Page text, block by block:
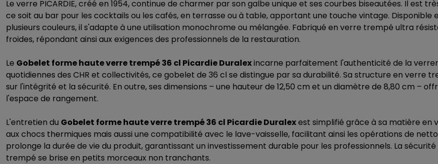
Le verre PICARDIE, créé en 1954, continue de charmer par son galbe unique et ses courbes biseautées. Il est
ce soit au bar pour les cocktails ou les cafés, en terrasse ou à table, apportant une touche vintage. Disponible
plusieurs couleurs, il s'adapte à une utilisation monochrome ou mélangée. Fabriqué en verre trempé ultra
froides, répondant ainsi aux exigences des professionnels de la restauration.
Le Gobelet forme haute verre trempé 36 cl Picardie Duralexincarne parfaitement l'authenticité de la
quotidiennes des CHR et collectivités, ce gobelet de 36 cl se distingue par sa durabilité. Sa structure en verre
sur l'intégrité et la sécurité. En outre, ses dimensions – une hauteur de 12,50 cm et un diamètre de 8,80 cm –
l'espace de rangement.
L'entretien du Gobelet forme haute verre trempé 36 cl Picardie Duralexest simplifié grâce à sa matière en
aux chocs thermiques mais aussi une compatibilité avec le lave-vaisselle, facilitant ainsi les opérations de
prolonge la durée de vie du produit, garantissant un investissement durable pour les professionnels. La
trempé se brise en petits morceaux non tranchants.